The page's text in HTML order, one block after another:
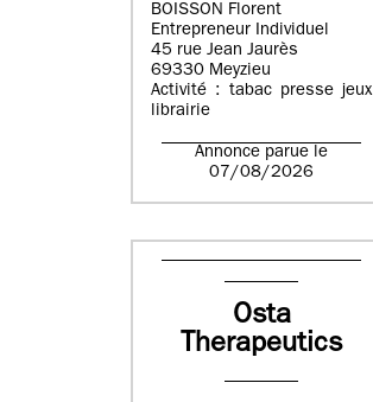
BOISSON Florent
Entrepreneur Individuel
45 rue Jean Jaurès
69330 Meyzieu
Activité : tabac presse jeux
librairie
Annonce parue le
07/08/2026
Osta
Therapeutics